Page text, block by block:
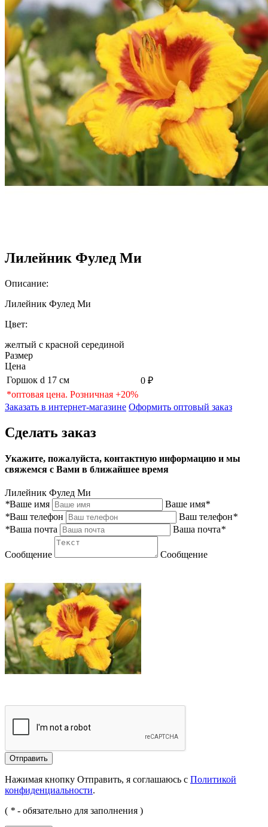
Лилейник Фулед Ми
Описание:
Лилейник Фулед Ми
Цвет:
желтый с красной серединой
Размер
Цена
Горшок d 17 см
0 ₽
*оптовая цена. Розничная +20%
Заказать в интернет-магазине Оформить оптовый заказ
Сделать заказ
Укажите, пожалуйста, контактную информацию и мы
свяжемся с Вами в ближайшее время
Лилейник Фулед Ми
*Ваше имя Ваше имя*
*Ваш телефон Ваш телефон*
*Ваша почта Ваша почта*
Сообщение Сообщение
Отправить
Нажимая кнопку Отправить, я соглашаюсь с Политикой
конфиденциальности.
( * - обязательно для заполнения )